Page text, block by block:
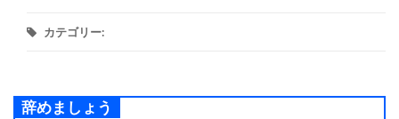
カテゴリー:
辞めましょう